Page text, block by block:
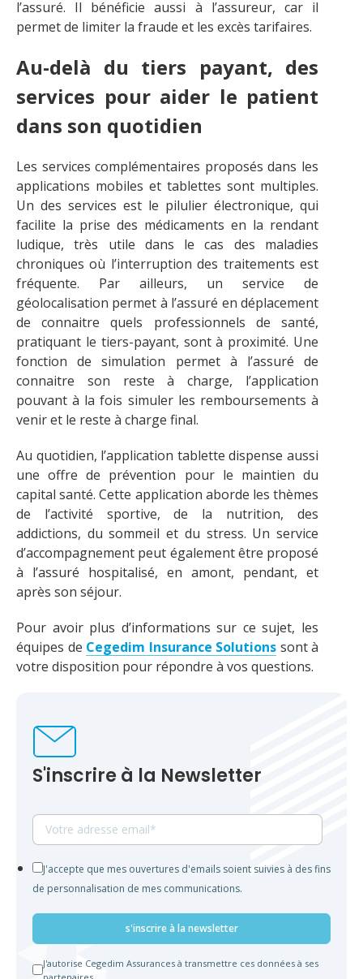
l’assuré. Il bénéficie aussi à l’assureur, car il
permet de limiter la fraude et les excès tarifaires.
Au-delà du tiers payant, des
services pour aider le patient
dans son quotidien
Les services complémentaires proposés dans les
applications mobiles et tablettes sont multiples.
Un des services est le pilulier électronique, qui
facilite la prise des médicaments en la rendant
ludique, très utile dans le cas des maladies
chroniques où l’interruption des traitements est
fréquente. Par ailleurs, un service de
géolocalisation permet à l’assuré en déplacement
de connaitre quels professionnels de santé,
pratiquant le tiers-payant, sont à proximité. Une
fonction de simulation permet à l’assuré de
connaitre son reste à charge, l’application
pouvant à la fois simuler les remboursements à
venir et le reste à charge final.
Au quotidien, l’application tablette dispense aussi
une offre de prévention pour le maintien du
capital santé. Cette application aborde les thèmes
de l’activité sportive, de la nutrition, des
addictions, du sommeil et du stress. Un service
d’accompagnement peut également être proposé
à l’assuré hospitalisé, en amont, pendant, et
après son séjour.
Pour avoir plus d’informations sur ce sujet, les
équipes de Cegedim Insurance Solutions sont à
votre disposition pour répondre à vos questions.
S'inscrire à la Newsletter
J'autorise Cegedim Assurances à transmettre ces données à ses
J'accepte que mes ouvertures d'emails soient suivies à des fins
de personnalisation de mes communications.